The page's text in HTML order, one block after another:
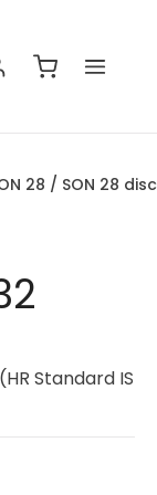
Warenkorb
28 / SON 28 disc
Standard IS